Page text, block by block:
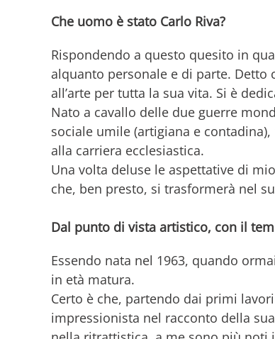
Che uomo è stato Carlo Riva?
Rispondendo a questo quesito in
alquanto personale e di parte. Detto
all’arte per tutta la sua vita. Si è
Nato a cavallo delle due guerre
sociale umile (artigiana e
alla carriera ecclesiastica.
Una volta deluse le aspettative di
che, ben presto, si trasformerà nel
Dal punto di vista artistico, con il
Essendo nata nel 1963, quando
in età matura.
Certo è che, partendo dai primi
impressionista nel racconto della